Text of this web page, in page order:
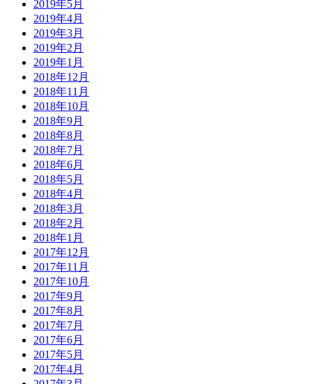
2019年5月
2019年4月
2019年3月
2019年2月
2019年1月
2018年12月
2018年11月
2018年10月
2018年9月
2018年8月
2018年7月
2018年6月
2018年5月
2018年4月
2018年3月
2018年2月
2018年1月
2017年12月
2017年11月
2017年10月
2017年9月
2017年8月
2017年7月
2017年6月
2017年5月
2017年4月